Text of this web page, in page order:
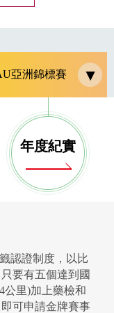
亞洲錦標賽
認證制度，以比
要有五個達到國
公里)加上藥檢和
可申請金牌賽事
年度紀實